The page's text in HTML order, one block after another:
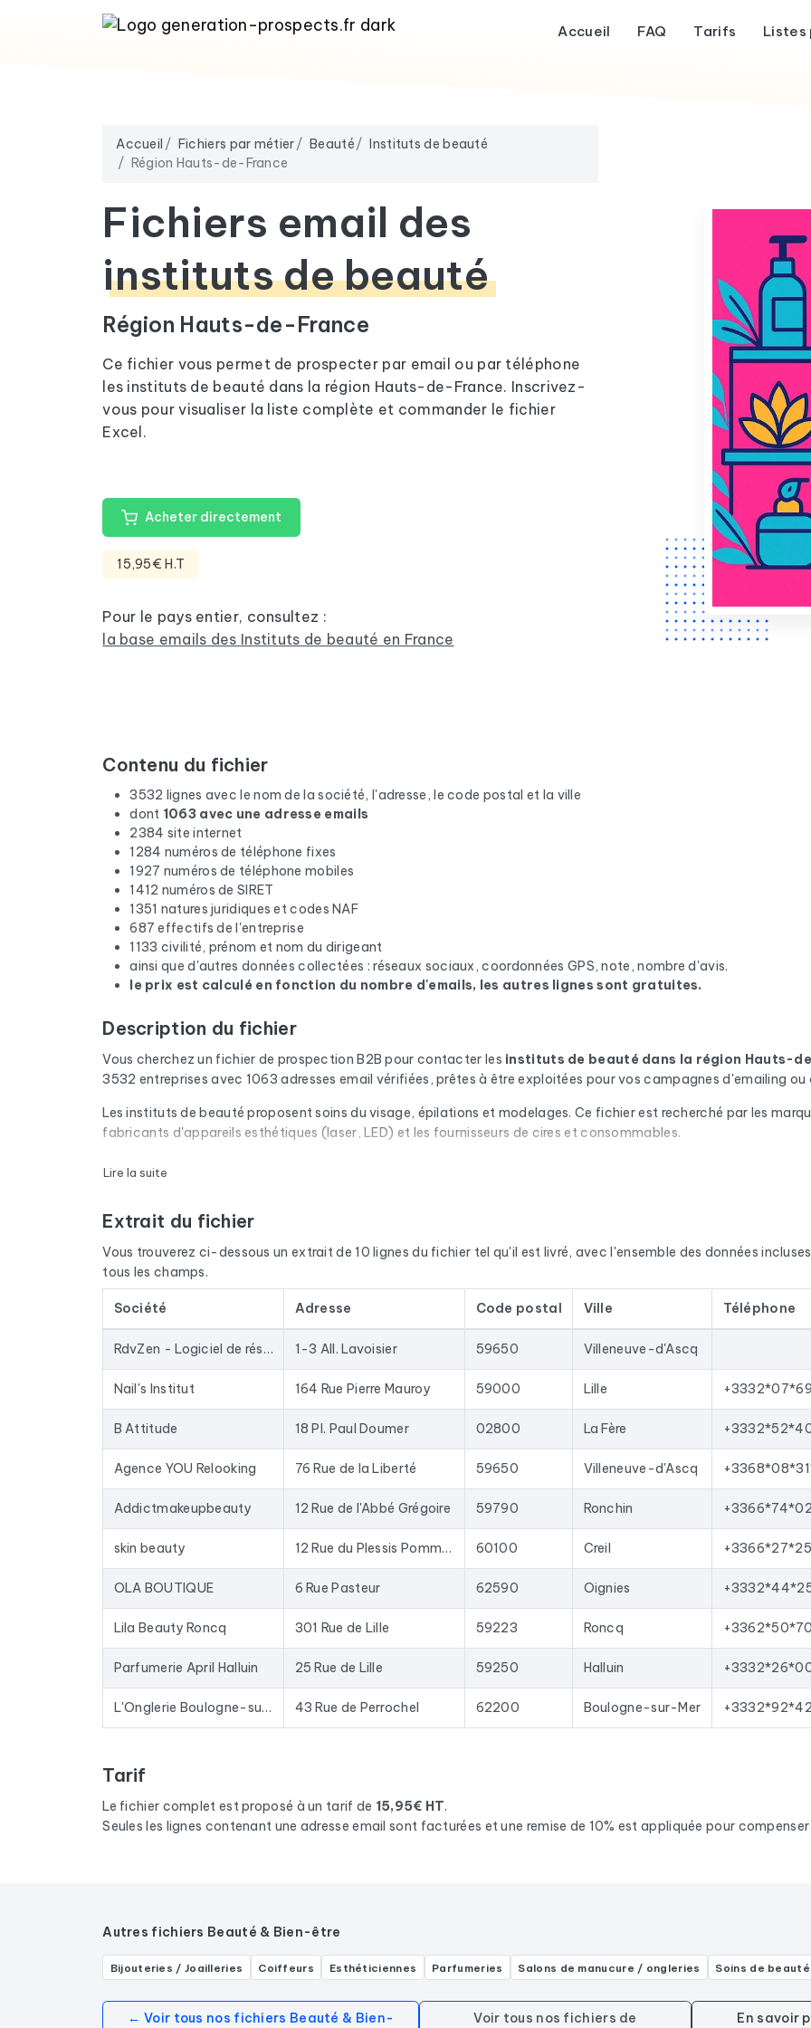
Accueil FAQ Tarifs Listes
Accueil Fichiers par métier Beauté
Instituts de beauté
Région Hauts-de-France
Fichiers email des
instituts de beauté
Région Hauts-de-France
Ce fichier vous permet de prospecter par email ou par téléphone
les instituts de beauté dans la région Hauts-de-France. Inscrivez-
vous pour visualiser la liste complète et commander le fichier
Excel.
Acheter directement
15,95€ H.T
Pour le pays entier, consultez :
la base emails des Instituts de beauté en France
Contenu du fichier
3532 lignes avec le nom de la société, l'adresse, le code postal et la ville
dont 1063 avec une adresse emails
2384 site internet
1284 numéros de téléphone fixes
1927 numéros de téléphone mobiles
1412 numéros de SIRET
1351 natures juridiques et codes NAF
687 effectifs de l'entreprise
1133 civilité, prénom et nom du dirigeant
ainsi que d'autres données collectées : réseaux sociaux, coordonnées GPS, note, nombre d'avis.
le prix est calculé en fonction du nombre d'emails, les autres lignes sont gratuites.
Description du fichier
Vous cherchez un fichier de prospection B2B pour contacter les instituts de beauté dans la région Hauts-
3532 entreprises avec 1063 adresses email vérifiées, prêtes à être exploitées pour vos campagnes d'emailing ou
Les instituts de beauté proposent soins du visage, épilations et modelages. Ce fichier est recherché par les
fabricants d'appareils esthétiques (laser, LED) et les fournisseurs de cires et consommables.
Chaque email du fichier passe par une vérification automatique via Cleanmylist.email avant d'être inclus. Les
Le fichier ne se limite pas aux emails. Pour chaque entreprise, vous disposez de l'adresse postale complète, du
nom du dirigeant grâce à un croisement avec les sources officielles (fichier Sirène de l'INSEE, Répertoire National
Les données sont extraites de Google Maps et actualisées régulièrement. Ce fichier a été mis à jour le 14/07/
une base depuis des années : les entreprises fermées disparaissent à chaque actualisation et les nouvelles sont
Concrètement, ce fichier sert à alimenter vos commerciaux en contacts qualifiés, lancer des campagnes
du marché.
dans la région Hauts-de-France
Lire la suite
Extrait du fichier
Vous trouverez ci-dessous un extrait de 10 lignes du fichier tel qu'il est livré, avec l'ensemble des données
tous les champs.
Société Adresse Code postal Ville Téléphone
RdvZen - Logiciel de réservation en ligne 1-3 All. Lavoisier 59650 Villeneuve-d'Ascq
Nail's Institut 164 Rue Pierre Mauroy 59000 Lille
B Attitude 18 Pl. Paul Doumer 02800 La Fère
Agence YOU Relooking 76 Rue de la Liberté 59650 Villeneuve-d'Ascq
Addictmakeupbeauty 12 Rue de l'Abbé Grégoire 59790 Ronchin
skin beauty 12 Rue du Plessis Pommeraye 60100 Creil
OLA BOUTIQUE 6 Rue Pasteur 62590 Oignies
Lila Beauty Roncq 301 Rue de Lille 59223 Roncq
Parfumerie April Halluin 25 Rue de Lille 59250 Halluin
L'Onglerie Boulogne-sur-Mer 43 Rue de Perrochel 62200 Boulogne-sur-Mer
Tarif
Le fichier complet est proposé à un tarif de 15,95€ HT.
Seules les lignes contenant une adresse email sont facturées et une remise de 10% est appliquée pour
Autres fichiers Beauté & Bien-être
Bijouteries / Joailleries Coiffeurs Esthéticiennes Parfumeries Salons de manucure / ongleries Soins de beauté
← Voir tous nos fichiers Beauté & Bien- Voir tous nos fichiers de En savoir